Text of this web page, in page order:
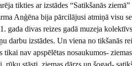
tikties ar izstādes “Satikšanās ziemā”
Anģēna bija pārcilājusi atmiņā visu
gada divas reizes gadā muzeja
darbu izstādes. Un viena no tikšanās
nav apspēlētas nosaukumos-
rūķu stāsti, ziemas dārzs un šogad-